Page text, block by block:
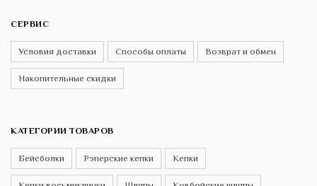
СЕРВИС
Условия доставки Способы оплаты Возврат и обмен
Накопительные скидки
КАТЕГОРИИ ТОВАРОВ
Бейсболки Рэперские кепки Кепки